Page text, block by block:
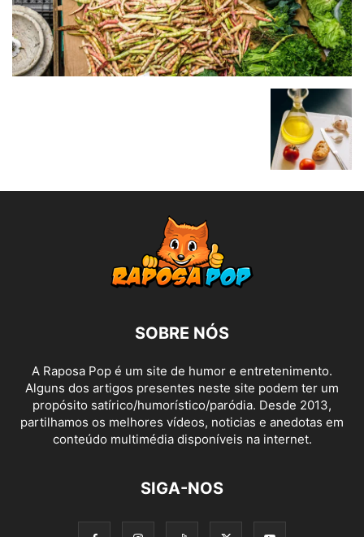
SOBRE NÓS
A Raposa Pop é um site de humor e entretenimento.
Alguns dos artigos presentes neste site podem ter um
propósito satírico/humorístico/paródia. Desde 2013,
partilhamos os melhores vídeos, noticias e anedotas em
conteúdo multimédia disponíveis na internet.
SIGA-NOS